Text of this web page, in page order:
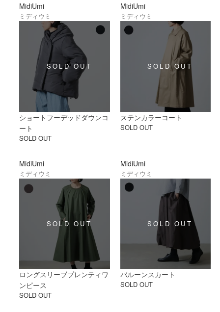
MidiUmi
ミディウミ
ショートフーデッドダウンコ
ート
SOLD OUT
MidiUmi
ミディウミ
ステンカラーコート
SOLD OUT
MidiUmi
ミディウミ
ロングスリーブプレンティワ
ンピース
SOLD OUT
MidiUmi
ミディウミ
バルーンスカート
SOLD OUT